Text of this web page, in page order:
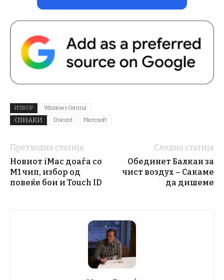
ИЗВОР Windows Central
ОЗНАКИ Discord Microsoft
Претходна статија
Новиот iMac доаѓа со
M1 чип, избор од
повеќе бои и Touch ID
Следна статија
Обединет Балкан за
чист воздух – Сакаме
да дишеме